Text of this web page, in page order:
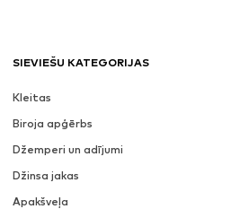
SIEVIEŠU KATEGORIJAS
Kleitas
Biroja apģērbs
Džemperi un adījumi
Džinsa jakas
Apakšveļa